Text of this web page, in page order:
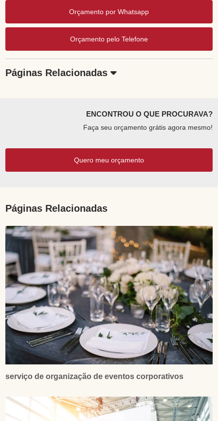
Orçamento por Whatsapp
Orçamento pelo Telefone
Páginas Relacionadas
ENCONTROU O QUE PROCURAVA?
Faça seu orçamento grátis agora mesmo!
Quero meu orçamento
Páginas Relacionadas
serviço de organização de eventos corporativos